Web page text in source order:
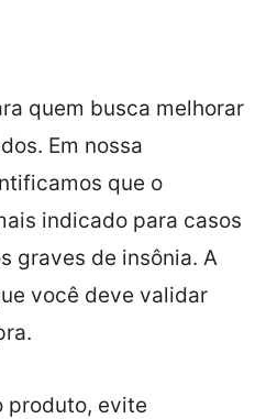
quem busca melhorar
Em nossa
que o
indicado para casos
graves de insônia. A
você deve validar
produto, evite